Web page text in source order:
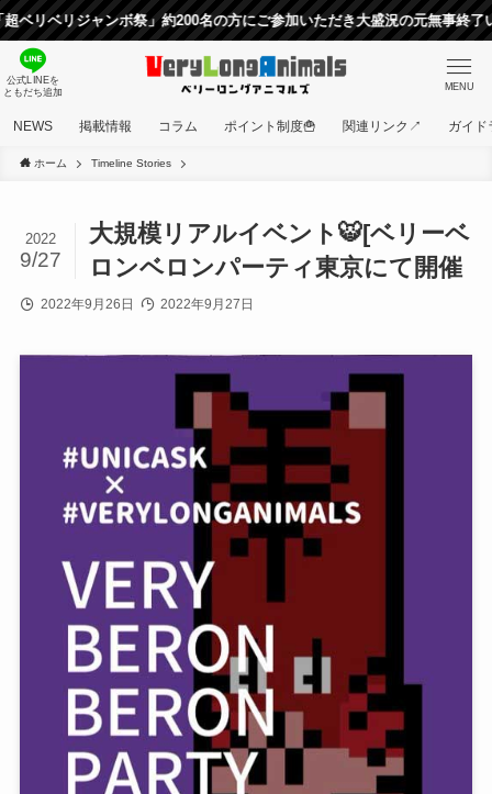
リジャンボ祭」約200名の方にご参加いただき大盛況の元無事終了いたし
公式LINEを
ともだち追加
MENU
NEWS 掲載情報 コラム ポイント制度🍟 関連リンク↗ ガイド
ホーム Timeline Stories
大規模リアルイベント🐯[ベリーベ
ロンベロンパーティ東京にて開催
2022
9/27
2022年9月26日 2022年9月27日